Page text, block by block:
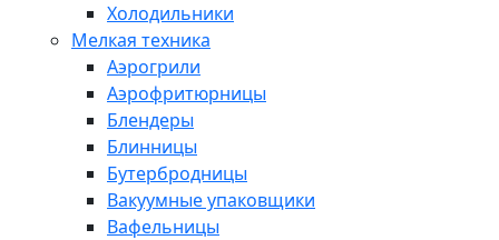
Холодильники
Мелкая техника
Аэрогрили
Аэрофритюрницы
Блендеры
Блинницы
Бутербродницы
Вакуумные упаковщики
Вафельницы